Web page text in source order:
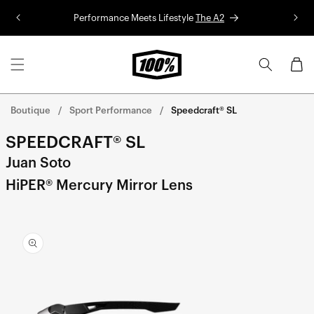
Performance Meets Lifestyle The A2
Panier
Boutique Sport Performance Speedcraft® SL
SPEEDCRAFT® SL
Juan Soto
HiPER® Mercury Mirror Lens
informations
sur le